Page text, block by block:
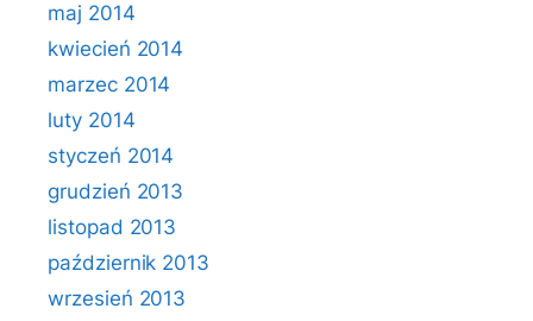
maj 2014
kwiecień 2014
marzec 2014
luty 2014
styczeń 2014
grudzień 2013
listopad 2013
październik 2013
wrzesień 2013